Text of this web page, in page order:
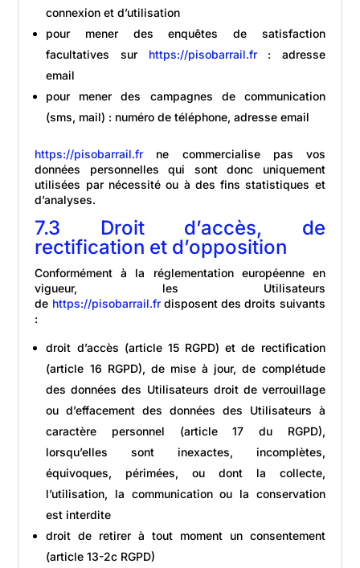
connexion et d’utilisation
pour mener des enquêtes de satisfaction
facultatives sur
https://pisobarrail.fr
: adresse
email
pour mener des campagnes de communication
(sms, mail) : numéro de téléphone, adresse email
https://pisobarrail.fr
ne commercialise pas vos
données personnelles qui sont donc uniquement
utilisées par nécessité ou à des fins statistiques et
d’analyses.
7.3 Droit d’accès, de
rectification et d’opposition
Conformément à la réglementation européenne en
vigueur, les Utilisateurs
de https://pisobarrail.fr disposent des droits suivants
:
droit d’accès (article 15 RGPD) et de rectification
(article 16 RGPD), de mise à jour, de complétude
des données des Utilisateurs droit de verrouillage
ou d’effacement des données des Utilisateurs à
caractère personnel (article 17 du RGPD),
lorsqu’elles sont inexactes, incomplètes,
équivoques, périmées, ou dont la collecte,
l’utilisation, la communication ou la conservation
est interdite
droit de retirer à tout moment un consentement
(article 13-2c RGPD)